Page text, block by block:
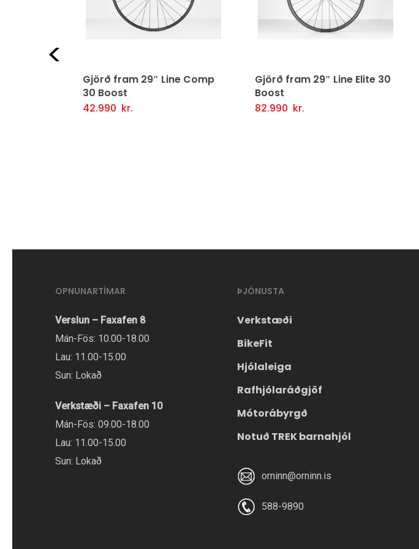
Gjörð fram 29″ Line Comp
30 Boost
42.990 kr.
Setja Í Körfu
Gjörð fram 29″ Line Elite 30
Boost
82.990 kr.
Setja Í Körfu
OPNUNARTÍMAR
Verslun – Faxafen 8
Mán-Fös: 10.00-18.00
Lau: 11.00-15.00
Sun: Lokað
Verkstæði – Faxafen 10
Mán-Fös: 09.00-18.00
Lau: 11.00-15.00
Sun: Lokað
ÞJÓNUSTA
Verkstæði
BikeFit
Hjólaleiga
Rafhjólaráðgjöf
Mótorábyrgð
Notuð TREK barnahjól
orninn@orninn.is
588-9890